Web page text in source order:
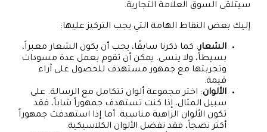
سيتلقى السوق العلامة التجارية.
إليك بعض النقاط الهامة التي يجب التركيز عليها:
الشعار: كما ذكرنا سابقًا، يجب أن يكون الشعار معبراً،
بسيطاً، ولا ينسى. يمكن أن تقوم بعمل عدة مسودات
وتجربتها مع جمهور مستهدف للحصول على آراء
قيمة.
الألوان: اختر مجموعة ألوان تتكامل مع الرسالة. على
سبيل المثال، إذا كنت تستهدف جمهوراً شاباً، فقد
تكون الألوان الزاهية مناسبة. أما إذا استهدفت جمهوراً
أكثر نضجاً، فقد تفضل الألوان الكلاسيكية.